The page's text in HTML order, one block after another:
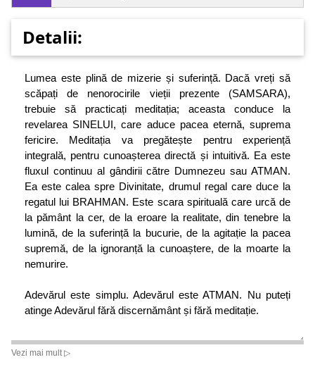
Detalii:
Lumea este plină de mizerie și suferință. Dacă vreți să
scăpați de nenorocirile vieții prezente (SAMSARA),
trebuie să practicați meditația; aceasta conduce la
revelarea SINELUI, care aduce pacea eternă, suprema
fericire. Meditația va pregătește pentru experiență
integrală, pentru cunoașterea directă și intuitivă. Ea este
fluxul continuu al gândirii către Dumnezeu sau ATMAN.
Ea este calea spre Divinitate, drumul regal care duce la
regatul lui BRAHMAN. Este scara spirituală care urcă de
la pământ la cer, de la eroare la realitate, din tenebre la
lumină, de la suferință la bucurie, de la agitație la pacea
supremă, de la ignoranță la cunoaștere, de la moarte la
nemurire.
Adevărul este simplu. Adevărul este ATMAN. Nu puteți
atinge Adevărul fără discernământ și fără meditație.
Vezi mai mult ▷